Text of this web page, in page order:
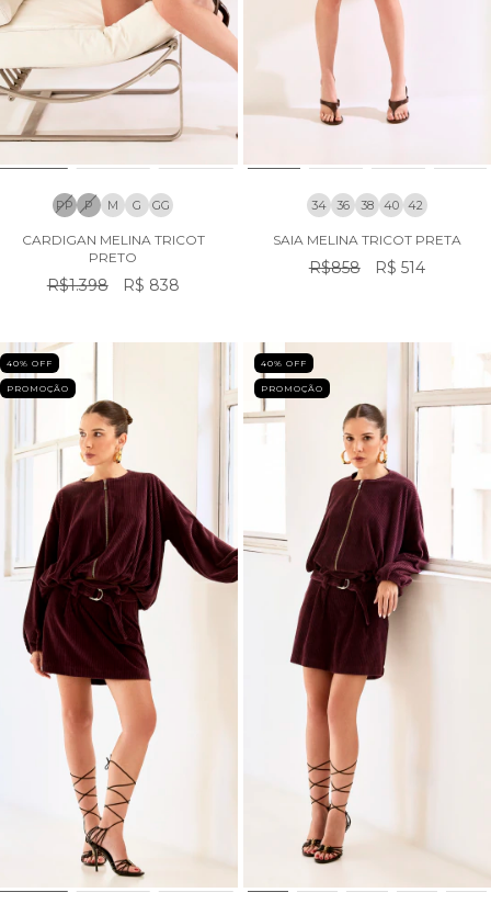
PP P M G GG
CARDIGAN MELINA TRICOT
PRETO
R$1.398 R$ 838
34 36 38 40 42
SAIA MELINA TRICOT PRETA
R$858 R$ 514
40% OFF
PROMOÇÃO
40% OFF
PROMOÇÃO